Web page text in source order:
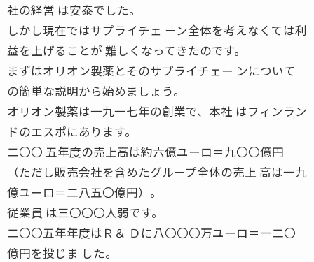
社の経営 は安泰でした。
しかし現在ではサプライチェ ーン全体を考えなくては利
益を上げることが 難しくなってきたのです。
まずはオリオン製薬とそのサプライチェー ンについて
の簡単な説明から始めましょう。
オリオン製薬は一九一七年の創業で、本社 はフィンラン
ドのエスポにあります。
二〇〇 五年度の売上高は約六億ユーロ＝九〇〇億円
（ただし販売会社を含めたグループ全体の売上 高は一九
億ユーロ＝二八五〇億円）。
従業員 は三〇〇〇人弱です。
二〇〇五年年度はＲ＆ Ｄに八〇〇〇万ユーロ＝一二〇
億円を投じま した。